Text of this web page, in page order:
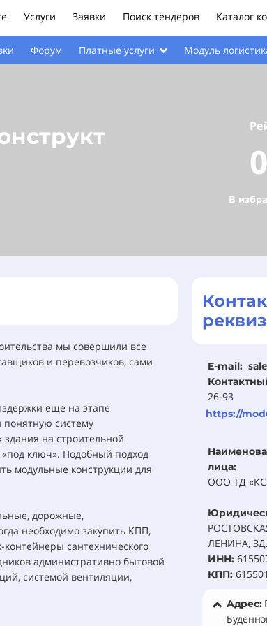
Услуги Заявки Поиск тендеров Каталог
Форум Платные услуги Модуль
В
мы совершили все
и перевозчиков, сами
еще на этапе
систему
на строительной
ключ». Подобный подход
модульные конструкции для
дорожные,
необходимо закупить КПП,
сантехнического
административно бытовой
системой вентиляции,
E-mail:
26-93
https://
лица:
ООО ТД
ЛЕНИНА,
ИНН:
КПП:
Адрес: